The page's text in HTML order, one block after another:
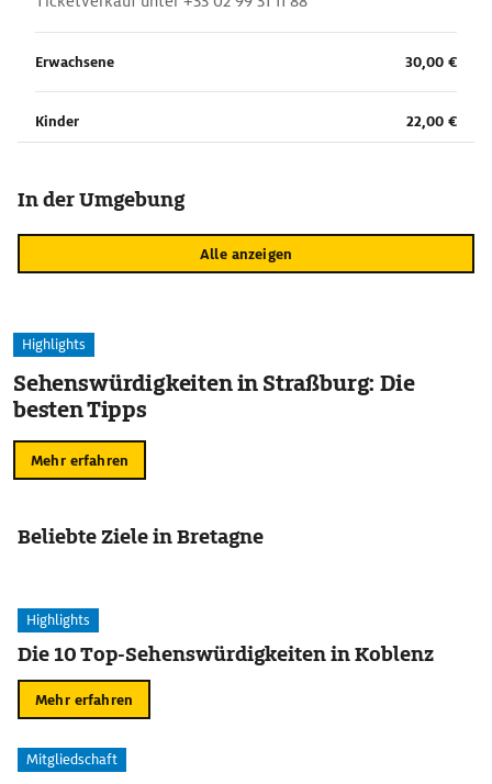
Erwachsene 30,00 €
Kinder 22,00 €
In der Umgebung
Alle anzeigen
Highlights
Sehenswürdigkeiten in Straßburg: Die
besten Tipps
Mehr erfahren
Beliebte Ziele in Bretagne
Highlights
Die 10 Top-Sehenswürdigkeiten in Koblenz
Mehr erfahren
Mitgliedschaft